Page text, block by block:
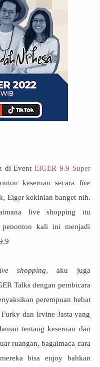
di EventEIGER 9.9 Super
keseruan secara live
Eiger kekinian banget nih.
live shopping itu
penonton kali ini menjadi
shopping, aku juga
Talks dengan pembicara
perempuan hebat
dan Irvine Jasta yang
tentang keseruan dan
ruangan, bagaimaca cara
bisa enjoy bahkan